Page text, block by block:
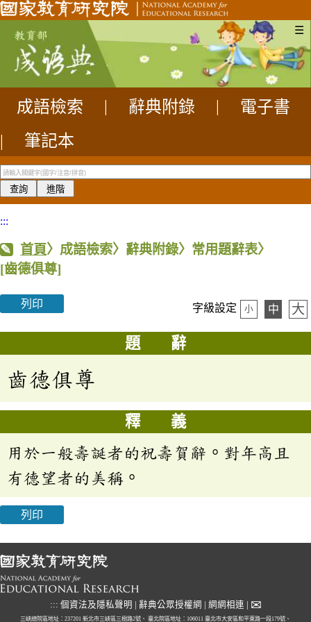
☰
成語檢索 辭典附錄
電子書
|
筆記本
:::
首頁〉成語檢索〉辭典附錄〉常用題辭表〉
[齒德俱尊]
列印 字級設定 小 中 大
題 辭
齒德俱尊
釋 義
用於一般壽誕者的祝壽賀辭。對年高且
有德望者的美稱。
列印
::: 個資法及隱私聲明 辭典公眾授權網 網網相連 ✉
三峽總院區地址：237201 新北市三峽區三樹路2號、 臺北院區地址：106011 臺北市大安區和平東路一段179號、